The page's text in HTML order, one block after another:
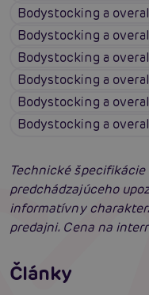
Bodystocking a
Bodystocking a
Bodystocking a
Bodystocking a
Bodystocking a
Bodystocking a
Technické
predchádzajúceho
informatívny
predajni. Cena na
Články
neodolateľne sexy
Čítať viacej
Erotická